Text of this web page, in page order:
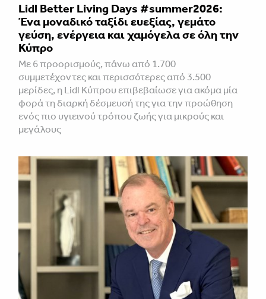
Lidl Better Living Days #summer2026:
Ένα μοναδικό ταξίδι ευεξίας, γεμάτο
γεύση, ενέργεια και χαμόγελα σε όλη την
Κύπρο
Με 6 προορισμούς, πάνω από 1.700
συμμετέχοντες και περισσότερες από 3.500
μερίδες, η Lidl Κύπρου επιβεβαίωσε για ακόμα μία
φορά τη διαρκή δέσμευσή της για την προώθηση
ενός πιο υγιεινού τρόπου ζωής για μικρούς και
μεγάλους